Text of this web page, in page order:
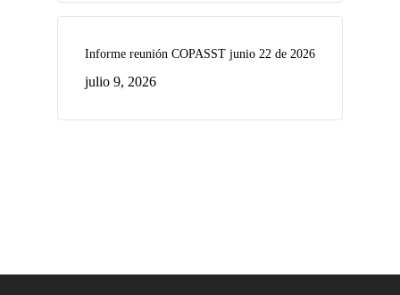
Informe reunión COPASST junio 22 de 2026
julio 9, 2026